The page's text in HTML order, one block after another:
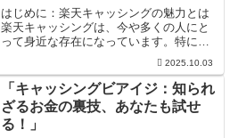
はじめに：楽天キャッシングの魅力とは
楽天キャッシングは、今や多くの人にと
って身近な存在になっています。特に
「一回払い」という選択肢は、忙しい日
常の中で利用しやすいと感じる方が多い
でしょう。急な出費が発生したとき、便
利なキャッシングがサポート...
2025.10.03
「キャッシングビアイジ：知られ
ざるお金の裏技、あなたも試せ
る！」